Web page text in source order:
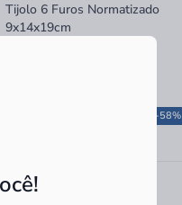
Tijolo 6 Furos Normatizado
9x14x19cm
-58%